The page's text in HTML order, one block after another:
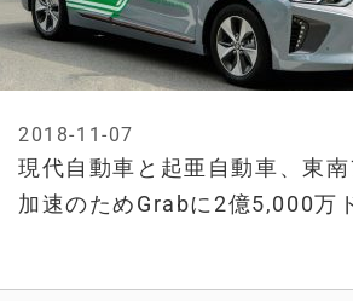
現代自動車と起亜自動車、東
加速のためGrabに2億5,000万
2018-11-07